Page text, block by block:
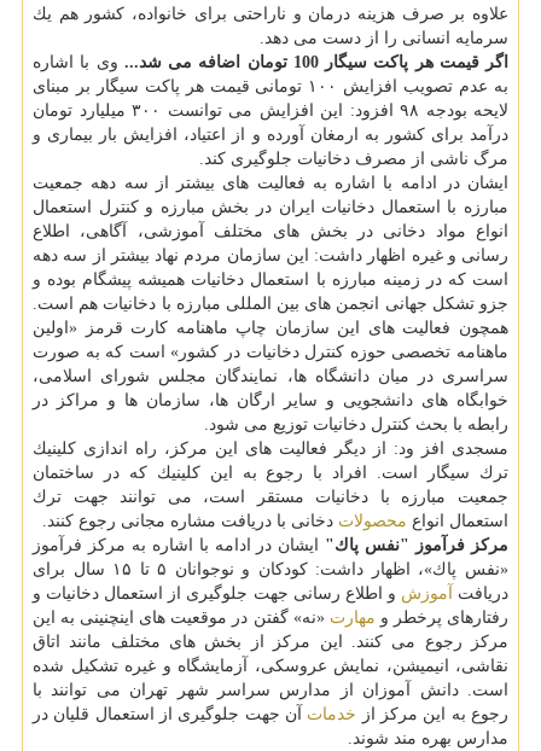
علاوه بر صرف هزینه درمان و ناراحتی برای خانواده، كشور هم یك
سرمایه انسانی را از دست می دهد.
اگر قیمت هر پاكت سیگار 100 تومان اضافه می شد...
وی با اشاره
به عدم تصویب افزایش ۱۰۰ تومانی قیمت هر پاكت سیگار بر مبنای
لایحه بودجه ۹۸ افزود: این افزایش می توانست ۳۰۰ میلیارد تومان
درآمد برای كشور به ارمغان آورده و از اعتیاد، افزایش بار بیماری و
مرگ ناشی از مصرف دخانیات جلوگیری كند.
ایشان در ادامه با اشاره به فعالیت های بیشتر از سه دهه جمعیت
مبارزه با استعمال دخانیات ایران در بخش مبارزه و كنترل استعمال
انواع مواد دخانی در بخش های مختلف آموزشی، آگاهی، اطلاع
رسانی و غیره اظهار داشت: این سازمان مردم نهاد بیشتر از سه دهه
است كه در زمینه مبارزه با استعمال دخانیات همیشه پیشگام بوده و
جزو تشكل جهانی انجمن های بین المللی مبارزه با دخانیات هم است.
همچون فعالیت های این سازمان چاپ ماهنامه كارت قرمز «اولین
ماهنامه تخصصی حوزه كنترل دخانیات در كشور» است كه به صورت
سراسری در میان دانشگاه ها، نمایندگان مجلس شورای اسلامی،
خوابگاه های دانشجویی و سایر ارگان ها، سازمان ها و مراكز در
رابطه با بحث كنترل دخانیات توزیع می شود.
مسجدی افز ود: از دیگر فعالیت های این مركز، راه اندازی كلینیك
ترك سیگار است. افراد با رجوع به این كلینیك كه در ساختمان
جمعیت مبارزه با دخانیات مستقر است، می توانند جهت ترك
استعمال انواع محصولات دخانی با دریافت مشاره مجانی رجوع كنند.
مركز فرآموز "نفس پاك" ایشان در ادامه با اشاره به مركز فرآموز
«نفس پاك»، اظهار داشت: كودكان و نوجوانان ۵ تا ۱۵ سال برای
دریافت
آموزش و اطلاع رسانی جهت جلوگیری از استعمال دخانیات و
رفتارهای پرخطر و مهارت «نه» گفتن در موقعیت های اینچنینی به این
مركز رجوع می كنند. این مركز از بخش های مختلف مانند اتاق
نقاشی، انیمیشن، نمایش عروسكی، آزمایشگاه و غیره تشكیل شده
است. دانش آموزان از مدارس سراسر شهر تهران می توانند با
رجوع به این مركز از خدمات آن جهت جلوگیری از استعمال قلیان در
مدارس بهره مند شوند.